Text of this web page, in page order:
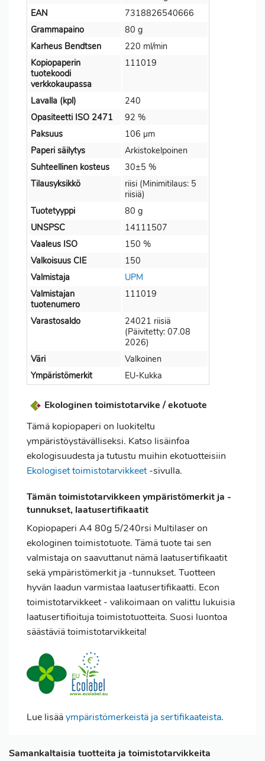
EAN
7318826540666
Grammapaino
80 g
Karheus Bendtsen
220 ml/min
Kopiopaperin
tuotekoodi
verkkokaupassa
111019
Lavalla (kpl)
240
Opasiteetti ISO 2471
92 %
Paksuus
106 µm
Paperi säilytys
Arkistokelpoinen
Suhteellinen kosteus
30±5 %
Tilausyksikkö
riisi (Minimitilaus: 5
riisiä)
Tuotetyyppi
80 g
UNSPSC
14111507
Vaaleus ISO
150 %
Valkoisuus CIE
150
Valmistaja
UPM
Valmistajan
tuotenumero
111019
Varastosaldo
24021 riisiä
(Päivitetty: 07.08
2026)
Väri
Valkoinen
Ympäristömerkit
EU-Kukka
Ekologinen toimistotarvike / ekotuote
Tämä kopiopaperi on luokiteltu
ympäristöystävälliseksi. Katso lisäinfoa
ekologisuudesta ja tutustu muihin ekotuotteisiin
Ekologiset toimistotarvikkeet-sivulla.
Tämän toimistotarvikkeen ympäristömerkit ja -
tunnukset, laatusertifikaatit
Kopiopaperi A4 80g 5/240rsi Multilaser on
ekologinen toimistotuote. Tämä tuote tai sen
valmistaja on saavuttanut nämä laatusertifikaatit
sekä ympäristömerkit ja -tunnukset. Tuotteen
hyvän laadun varmistaa laatusertifikaatti. Econ
toimistotarvikkeet - valikoimaan on valittu lukuisia
laatusertifioituja toimistotuotteita. Suosi luontoa
säästäviä toimistotarvikkeita!
Lue lisääympäristömerkeistä ja sertifikaateista.
Samankaltaisia tuotteita ja toimistotarvikkeita